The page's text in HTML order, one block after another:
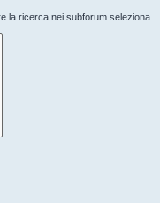
la ricerca nei subforum seleziona